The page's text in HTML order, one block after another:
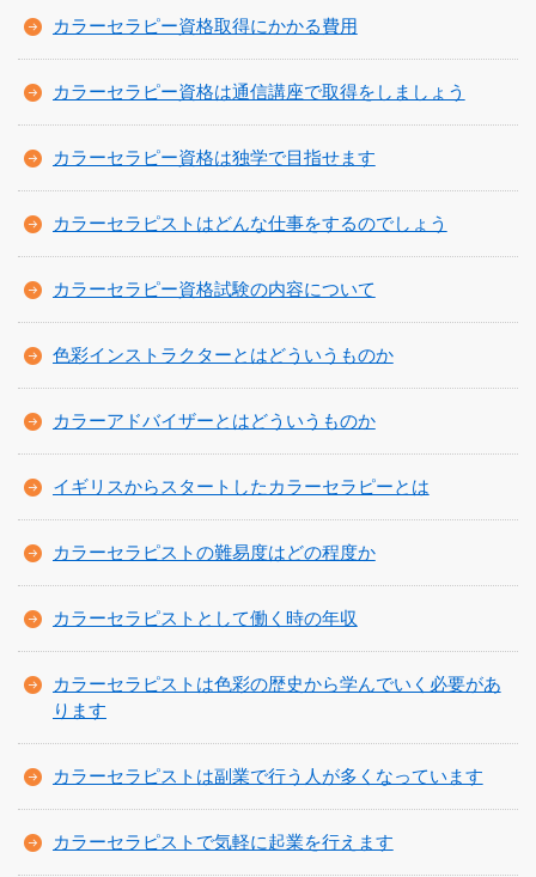
カラーセラピー資格取得にかかる費用
カラーセラピー資格は通信講座で取得をしましょう
カラーセラピー資格は独学で目指せます
カラーセラピストはどんな仕事をするのでしょう
カラーセラピー資格試験の内容について
色彩インストラクターとはどういうものか
カラーアドバイザーとはどういうものか
イギリスからスタートしたカラーセラピーとは
カラーセラピストの難易度はどの程度か
カラーセラピストとして働く時の年収
カラーセラピストは色彩の歴史から学んでいく必要があ
ります
カラーセラピストは副業で行う人が多くなっています
カラーセラピストで気軽に起業を行えます